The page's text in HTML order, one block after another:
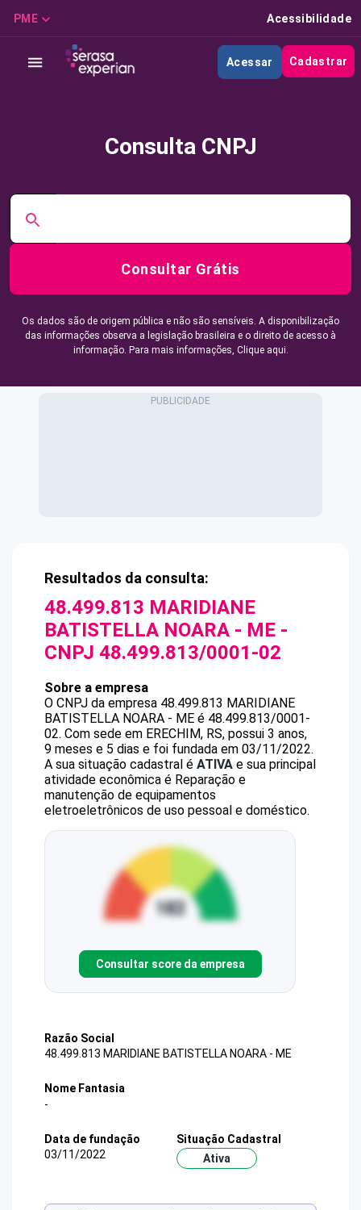
PME Acessibilidade
Acessar Cadastrar
Consulta CNPJ
Consultar Grátis
Os dados são de origem pública e não são sensíveis. A disponibilização
das informações observa a legislação brasileira e o direito de acesso à
informação. Para mais informações, Clique aqui.
Resultados da consulta:
48.499.813 MARIDIANE
BATISTELLA NOARA - ME -
CNPJ 48.499.813/0001-02
Sobre a empresa
O CNPJ da empresa 48.499.813 MARIDIANE
BATISTELLA NOARA - ME é 48.499.813/0001-
02. Com sede em ERECHIM, RS, possui 3 anos,
9 meses e 5 dias e foi fundada em 03/11/2022.
A sua situação cadastral é ATIVA e sua principal
atividade econômica é Reparação e
manutenção de equipamentos
eletroeletrônicos de uso pessoal e doméstico.
Consultar score da empresa
Razão Social
48.499.813 MARIDIANE BATISTELLA NOARA - ME
Nome Fantasia
-
Data de fundação
03/11/2022
Situação Cadastral
Ativa